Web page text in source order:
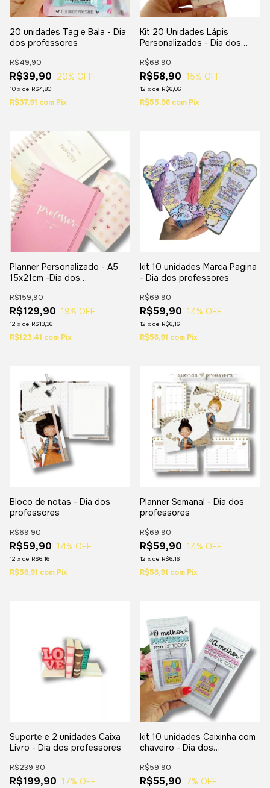
20 unidades Tag e Bala - Dia
dos professores
R$39,90
R$49,90
20% OFF
10 x de R$4,80
R$37,91 com Pix
Kit 20 Unidades Lápis
Personalizados - Dia dos
R$58,90
R$68,90
15% OFF
12 x de R$6,06
R$55,96 com Pix
Planner Personalizado - A5
15x21cm -Dia dos
R$129,90
R$159,90
19% OFF
12 x de R$13,36
R$123,41 com Pix
kit 10 unidades Marca Pagina
- Dia dos professores
R$59,90
R$69,90
14% OFF
12 x de R$6,16
R$56,91 com Pix
Bloco de notas - Dia dos
professores
R$59,90
R$69,90
14% OFF
12 x de R$6,16
R$56,91 com Pix
Planner Semanal - Dia dos
professores
R$59,90
R$69,90
14% OFF
12 x de R$6,16
R$56,91 com Pix
Suporte e 2 unidades Caixa
Livro - Dia dos professores
R$199,90
R$239,90
17% OFF
kit 10 unidades Caixinha com
chaveiro - Dia dos
R$55,90
R$59,90
7% OFF